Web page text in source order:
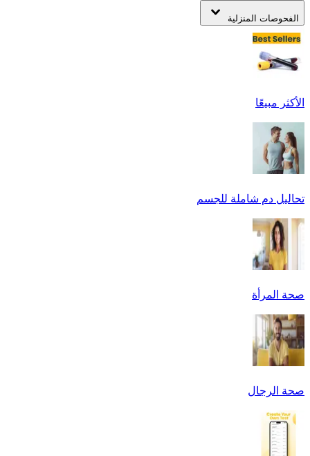
الفحوصات المنزلية
الأكثر مبيعًا
تحاليل دم شاملة للجسم
صحة المرأة
صحة الرجال